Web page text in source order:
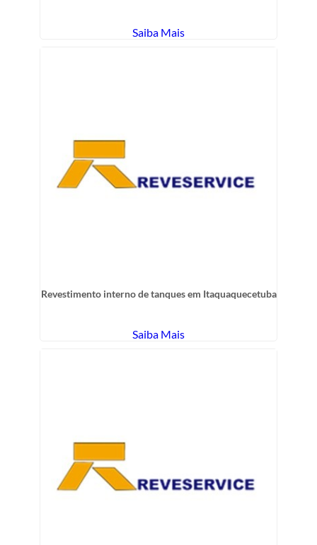
Saiba Mais
Revestimento interno de tanques em Itaquaquecetuba
Saiba Mais